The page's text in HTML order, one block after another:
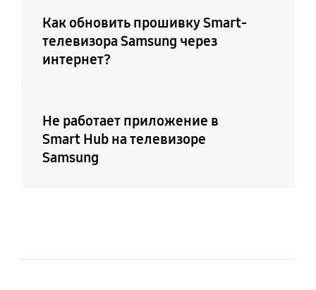
Как обновить прошивку Smart-
телевизора Samsung через
интернет?
Не работает приложение в
Smart Hub на телевизоре
Samsung